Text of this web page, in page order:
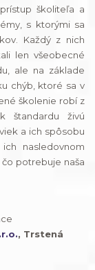
školiteľa a
s ktorými sa
Každý z nich
len všeobecné
ale na základe
chýb, ktoré sa v
školenie robí z
štandardu živú
a ich spôsobu
nasledovnom
potrebuje naša
, Trstená